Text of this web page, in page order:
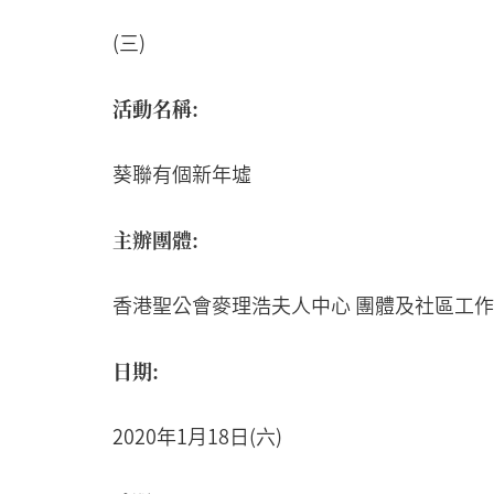
(三)
活動名稱:
葵聯有個新年墟
主辦團體:
香港聖公會麥理浩夫人中心 團體及社區工
日期:
2020年1月18日(六)